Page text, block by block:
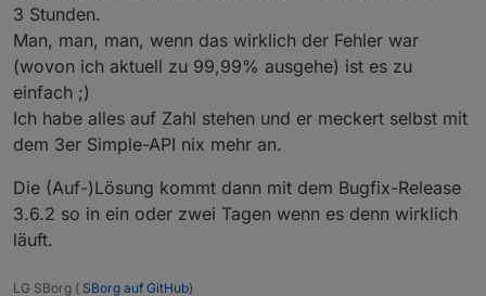
3 Stunden.
Man, man, man, wenn das wirklich der Fehler war
(wovon ich aktuell zu 99,99% ausgehe) ist es zu
einfach ;)
Ich habe alles auf Zahl stehen und er meckert selbst mit
dem 3er Simple-API nix mehr an.
Die (Auf-)Lösung kommt dann mit dem Bugfix-Release
3.6.2 so in ein oder zwei Tagen wenn es denn wirklich
läuft.
LG SBorg ( SBorg auf GitHub)